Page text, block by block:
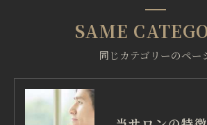
同じカテゴリーのペー
SAME